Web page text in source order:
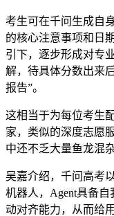
考生可在千问生成自
的核心注意事项和日
引下，逐步形成对专
解，待具体分数出来
报告”。
这相当于为每位考生
家，类似的深度志愿
中还不乏大量鱼龙混
吴嘉介绍，千问高考
机器人，Agent具备
动对齐能力，从而给